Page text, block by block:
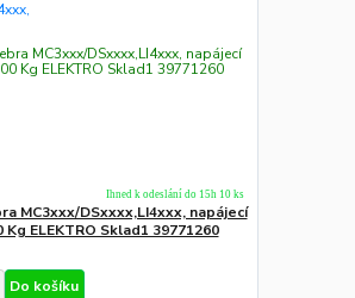
MC3xxx/DSxxxx,LI4xxx, napájecí
ELEKTRO Sklad1 39771260
Ihned k odeslání do 15h 10 ks
Do košíku